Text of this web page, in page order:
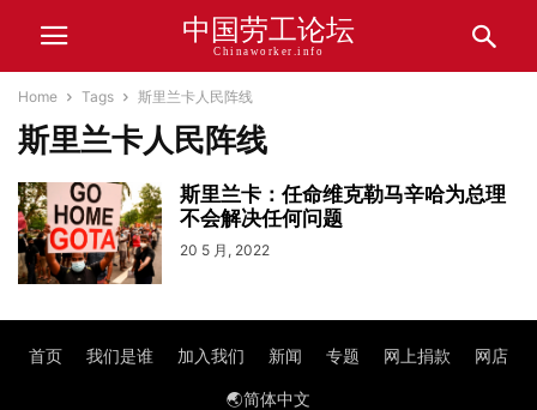
中国劳工论坛
Chinaworker.info
Home Tags 斯里兰卡人民阵线
斯里兰卡人民阵线
斯里兰卡：任命维克勒马辛哈为总理
不会解决任何问题
20 5 月, 2022
首页 我们是谁 加入我们 新闻 专题 网上捐款 网店
🌏简体中文